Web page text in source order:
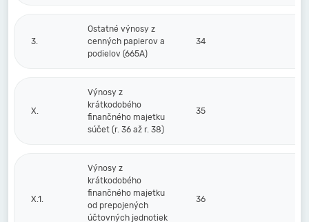
3.
Ostatné výnosy z
cenných papierov a
podielov (665A)
34
X.
Výnosy z
krátkodobého
finančného majetku
súčet (r. 36 až r. 38)
35
X.1.
Výnosy z
krátkodobého
finančného majetku
od prepojených
účtovných jednotiek
36